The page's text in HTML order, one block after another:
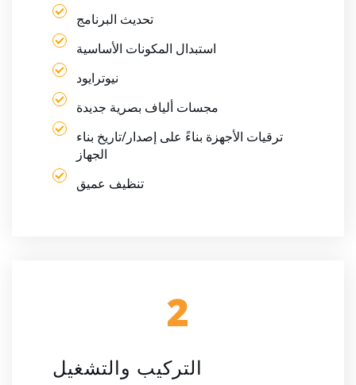
تحديث البرنامج
استبدال المكونات الأساسية
نيوترايود
مجسات ألياف بصرية جديدة
ترقيات الأجهزة بناءً على إصدار/تاريخ بناء
الجهاز
تنظيف عميق
2
التركيب والتشغيل